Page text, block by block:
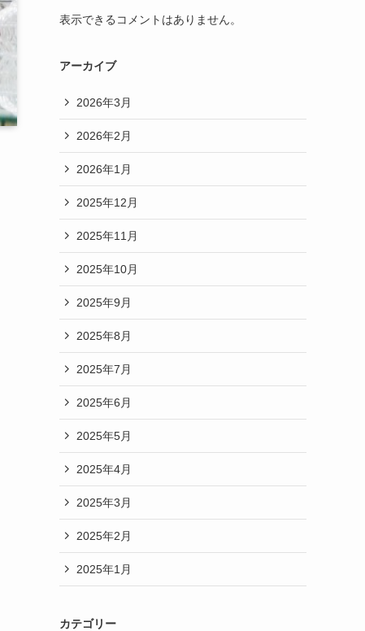
表示できるコメントはありません。
アーカイブ
2026年3月
2026年2月
2026年1月
2025年12月
2025年11月
2025年10月
2025年9月
2025年8月
2025年7月
2025年6月
2025年5月
2025年4月
2025年3月
2025年2月
2025年1月
カテゴリー